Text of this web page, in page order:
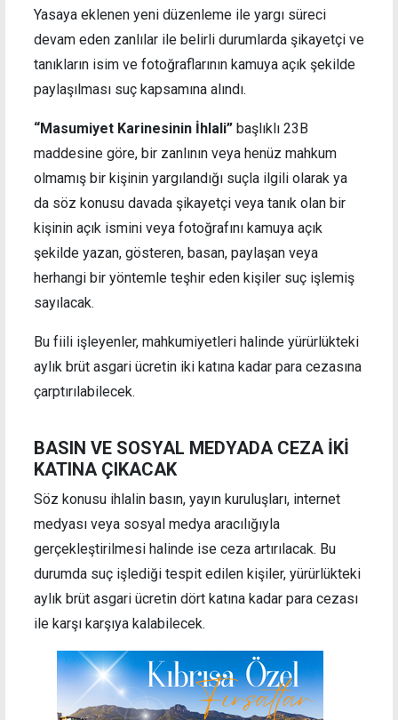
Yasaya eklenen yeni düzenleme ile yargı süreci
devam eden zanlılar ile belirli durumlarda şikayetçi ve
tanıkların isim ve fotoğraflarının kamuya açık şekilde
paylaşılması suç kapsamına alındı.
“Masumiyet Karinesinin İhlali” başlıklı 23B
maddesine göre, bir zanlının veya henüz mahkum
olmamış bir kişinin yargılandığı suçla ilgili olarak ya
da söz konusu davada şikayetçi veya tanık olan bir
kişinin açık ismini veya fotoğrafını kamuya açık
şekilde yazan, gösteren, basan, paylaşan veya
herhangi bir yöntemle teşhir eden kişiler suç işlemiş
sayılacak.
Bu fiili işleyenler, mahkumiyetleri halinde yürürlükteki
aylık brüt asgari ücretin iki katına kadar para cezasına
çarptırılabilecek.
BASIN VE SOSYAL MEDYADA CEZA İKİ
KATINA ÇIKACAK
Söz konusu ihlalin basın, yayın kuruluşları, internet
medyası veya sosyal medya aracılığıyla
gerçekleştirilmesi halinde ise ceza artırılacak. Bu
durumda suç işlediği tespit edilen kişiler, yürürlükteki
aylık brüt asgari ücretin dört katına kadar para cezası
ile karşı karşıya kalabilecek.